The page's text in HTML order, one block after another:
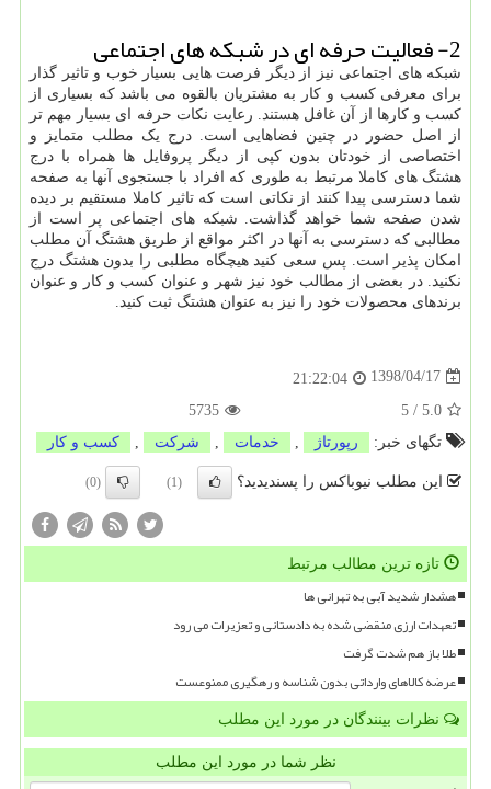
2- فعالیت حرفه ای در شبکه های اجتماعی
شبکه های اجتماعی نیز از دیگر فرصت هایی بسیار خوب و تاثیر گذار
برای معرفی کسب و کار به مشتریان بالقوه می باشد که بسیاری از
کسب و کارها از آن غافل هستند. رعایت نکات حرفه ای بسیار مهم تر
از اصل حضور در چنین فضاهایی است. درج یک مطلب متمایز و
اختصاصی از خودتان بدون کپی از دیگر پروفایل ها همراه با درج
هشتگ های کاملا مرتبط به طوری که افراد با جستجوی آنها به صفحه
شما دسترسی پیدا کنند از نکاتی است که تاثیر کاملا مستقیم بر دیده
شدن صفحه شما خواهد گذاشت. شبکه های اجتماعی پر است از
مطالبی که دسترسی به آنها در اکثر مواقع از طریق هشتگ آن مطلب
امکان پذیر است. پس سعی کنید هیچگاه مطلبی را بدون هشتگ درج
نکنید. در بعضی از مطالب خود نیز شهر و عنوان کسب و کار و عنوان
برندهای محصولات خود را نیز به عنوان هشتگ ثبت کنید.
1398/04/17
21:22:04
5.0
/
5
5735
تگهای خبر:
رپورتاژ خدمات شركت كسب و كار
این مطلب نیوباکس را پسندیدید؟ (1)
(0)
تازه ترین مطالب مرتبط
هشدار شدید آبی به تهرانی ها
تعهدات ارزی منقضی شده به دادستانی و تعزیرات می رود
طلا باز هم شدت گرفت
عرضه کالاهای وارداتی بدون شناسه و رهگیری ممنوعست
نظرات بینندگان در مورد این مطلب
نظر شما در مورد این مطلب